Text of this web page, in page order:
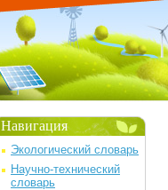
Навигация
Экологический словарь
Научно-технический
словарь